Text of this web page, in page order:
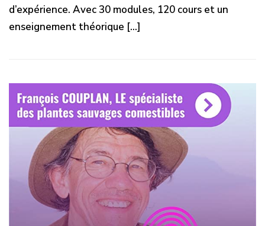
d’expérience. Avec 30 modules, 120 cours et un
enseignement théorique [...]